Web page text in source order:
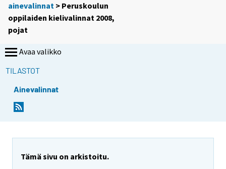
ainevalinnat > Peruskoulun
oppilaiden kielivalinnat 2008,
pojat
Avaa valikko
TILASTOT
Ainevalinnat
Tämä sivu on arkistoitu.